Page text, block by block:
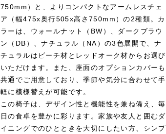
750mm）と、よりコンパクトなアームレスチェ
ア（幅475x奥行505x高さ750mm）の2種類。カ
ラーは、ウォールナット（BW）、ダークブラウ
ン（DB）、ナチュラル（NA）の3色展開で、ナ
チュラルはビーチ材とレッドオーク材からお選び
いただけます。また、座面のオプションカバーも
共通でご用意しており、季節や気分に合わせて手
軽に模様替えが可能です。
この椅子は、デザイン性と機能性を兼ね備え、毎
日の食卓を豊かに彩ります。家族や友人と囲むダ
イニングでのひとときを大切にしたい方、シンプ